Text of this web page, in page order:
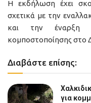
Η εκδήλωση έχει
σχετικά με την
και την έναρξη
κομποστοποίησης στο
Διαβάστε επίσης:
για